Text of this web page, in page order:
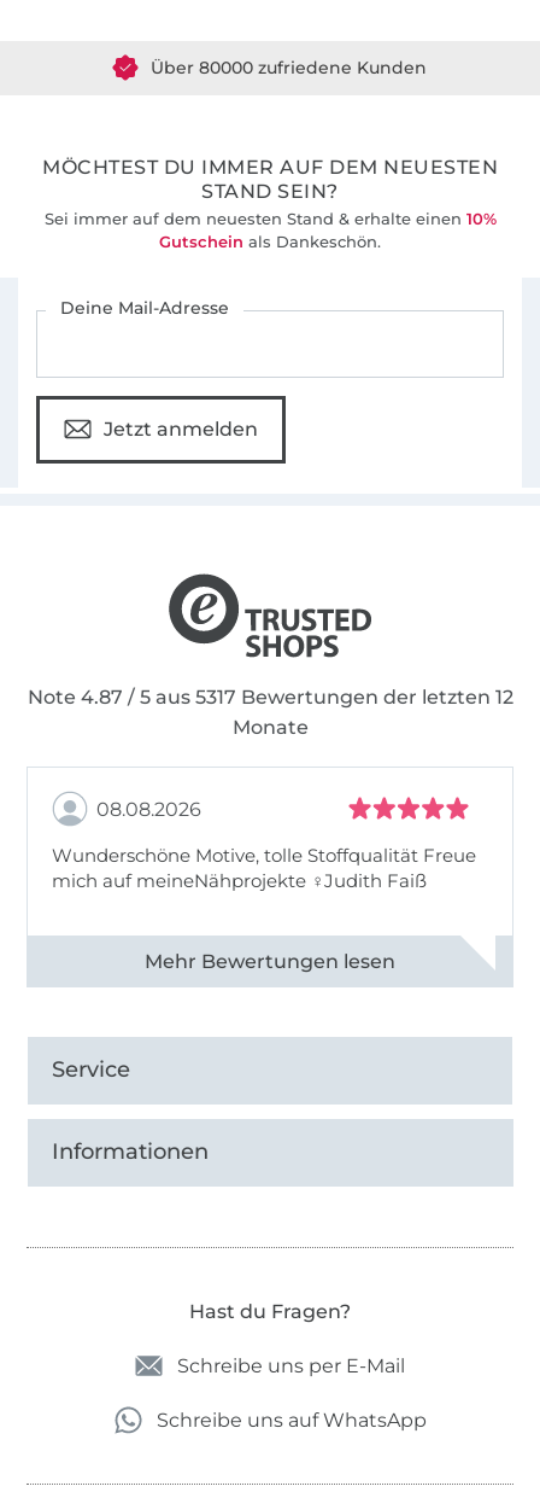
MÖCHTEST DU IMMER AUF DEM NEUESTEN
STAND SEIN?
Sei immer auf dem neuesten Stand & erhalte einen 10%
Gutschein als Dankeschön.
Deine Mail-Adresse
Jetzt anmelden
Note 4.87 / 5 aus 5317 Bewertungen der letzten 12
Monate
08.08.2026
Wunderschöne Motive, tolle Stoffqualität Freue
mich auf meineNähprojekte ♀Judith Faiß
Alle 82990 Bewertungen ansehen
Service
Informationen
Hast du Fragen?
Schreibe uns per E-Mail
Schreibe uns auf WhatsApp